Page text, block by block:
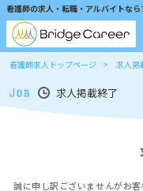
看護師の求人・転職・アルバイトな
看護師求人トップページ 求人掲
求人掲載終了
誠に申し訳ございませんがお